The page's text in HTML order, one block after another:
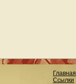
Главная
Ссылки